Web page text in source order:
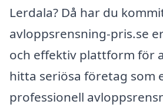
Lerdala? Då har du
avloppsrensning-pris.se
och effektiv plattform för
hitta seriösa företag som
professionell